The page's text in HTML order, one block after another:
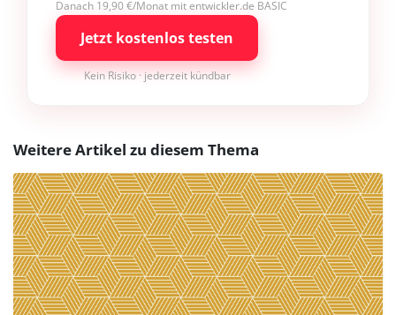
Danach 19,90 €/Monat mit entwickler.de BASIC
Jetzt kostenlos testen
Kein Risiko · jederzeit kündbar
Weitere Artikel zu diesem Thema